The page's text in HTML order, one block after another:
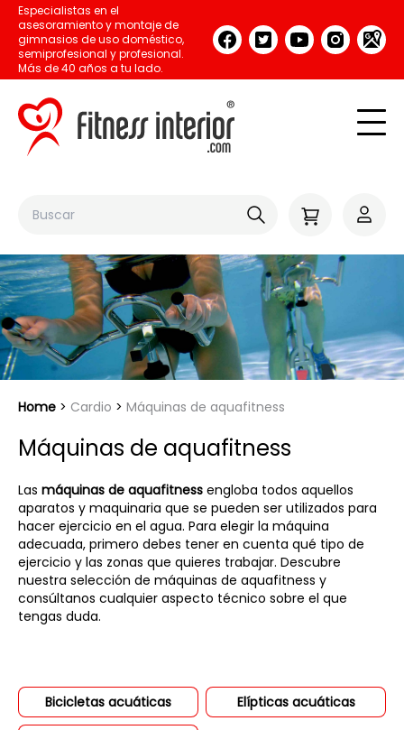
Especialistas en el
asesoramiento y montaje de
gimnasios de uso doméstico,
semiprofesional y profesional.
Más de 40 años a tu lado.
Home Cardio Máquinas de aquafitness
Máquinas de aquafitness
Las máquinas de aquafitness engloba todos aquellos
aparatos y maquinaria que se pueden ser utilizados para
hacer ejercicio en el agua. Para elegir la máquina
adecuada, primero debes tener en cuenta qué tipo de
ejercicio y las zonas que quieres trabajar. Descubre
nuestra selección de máquinas de aquafitness y
consúltanos cualquier aspecto técnico sobre el que
tengas duda.
Bicicletas acuáticas Elípticas acuáticas